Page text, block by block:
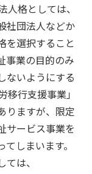
格としては、
社団法人などか
を選択すること
事業の目的のみ
ないようにする
行支援事業」
りますが、限定
サービス事業を
しまいます。
は、